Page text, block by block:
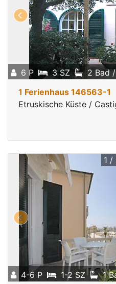
6 P 3 SZ 2 Bad
1 Ferienhaus 146563-1
Etruskische Küste /
4-6 P 1-2 SZ 1
1 /